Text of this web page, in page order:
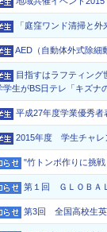
「庭窪ワンド清掃と
AED（自動体外式除細
目指すはラフティング
学生がBS日テレ「キズナ
平成27年度学業優秀者
2015年度 学生チャレ
"竹トンボ作りに挑
第１回 ＧＬＯＢＡ
第3回 全国高校生